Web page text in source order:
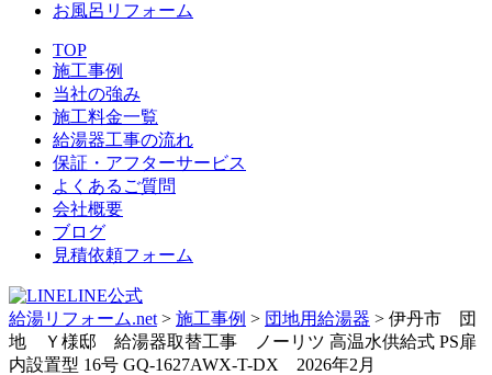
お風呂リフォーム
TOP
施工事例
当社の強み
施工料金一覧
給湯器工事の流れ
保証・アフターサービス
よくあるご質問
会社概要
ブログ
見積依頼フォーム
LINE公式
給湯リフォーム.net > 施工事例 > 団地用給湯器 > 伊丹市 団
地 Ｙ様邸 給湯器取替工事 ノーリツ 高温水供給式 PS扉
内設置型 16号 GQ-1627AWX-T-DX 2026年2月